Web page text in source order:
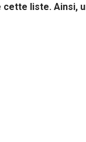
cette liste.